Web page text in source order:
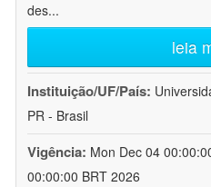
des...
leia
Instituição/UF/País:
PR - Brasil
Vigência: Mon Dec 04
00:00:00 BRT 2026